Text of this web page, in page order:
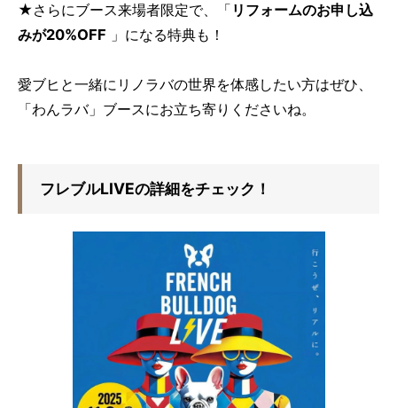
★さらにブース来場者限定で、「 リフォームのお申し込
みが20%OFF 」になる特典も！
愛ブヒと一緒にリノラバの世界を体感したい方はぜひ、
「わんラバ」ブースにお立ち寄りくださいね。
フレブルLIVEの詳細をチェック！